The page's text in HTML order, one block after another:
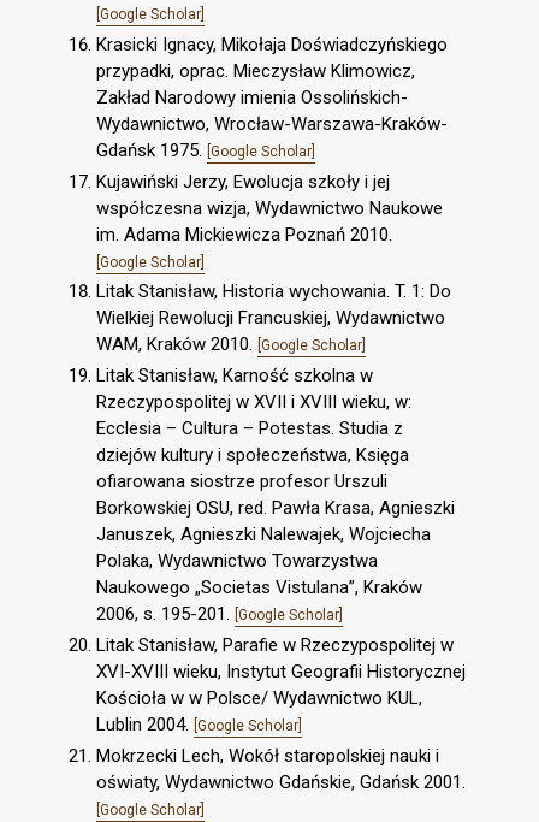
[Google Scholar]
Krasicki Ignacy, Mikołaja Doświadczyńskiego
przypadki, oprac. Mieczysław Klimowicz,
Zakład Narodowy imienia Ossolińskich-
Wydawnictwo, Wrocław-Warszawa-Kraków-
Gdańsk 1975. [Google Scholar]
Kujawiński Jerzy, Ewolucja szkoły i jej
współczesna wizja, Wydawnictwo Naukowe
im. Adama Mickiewicza Poznań 2010.
[Google Scholar]
Litak Stanisław, Historia wychowania. T. 1: Do
Wielkiej Rewolucji Francuskiej, Wydawnictwo
WAM, Kraków 2010. [Google Scholar]
Litak Stanisław, Karność szkolna w
Rzeczypospolitej w XVII i XVIII wieku, w:
Ecclesia – Cultura – Potestas. Studia z
dziejów kultury i społeczeństwa, Księga
ofiarowana siostrze profesor Urszuli
Borkowskiej OSU, red. Pawła Krasa, Agnieszki
Januszek, Agnieszki Nalewajek, Wojciecha
Polaka, Wydawnictwo Towarzystwa
Naukowego „Societas Vistulana”, Kraków
2006, s. 195-201. [Google Scholar]
Litak Stanisław, Parafie w Rzeczypospolitej w
XVI-XVIII wieku, Instytut Geografii Historycznej
Kościoła w w Polsce/ Wydawnictwo KUL,
Lublin 2004. [Google Scholar]
Mokrzecki Lech, Wokół staropolskiej nauki i
oświaty, Wydawnictwo Gdańskie, Gdańsk 2001.
[Google Scholar]